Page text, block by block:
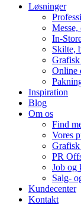
Løsninger
In-
Skilte,
Online
Inspiration
Blog
Om os
Find
Vores
PR
Job og
Salg-
Kundecenter
Kontakt